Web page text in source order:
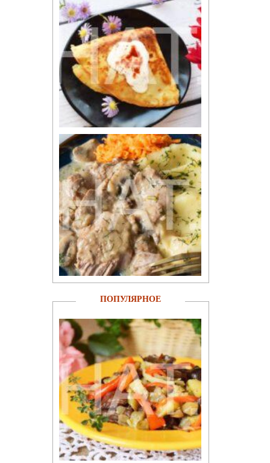
ПОПУЛЯРНОЕ